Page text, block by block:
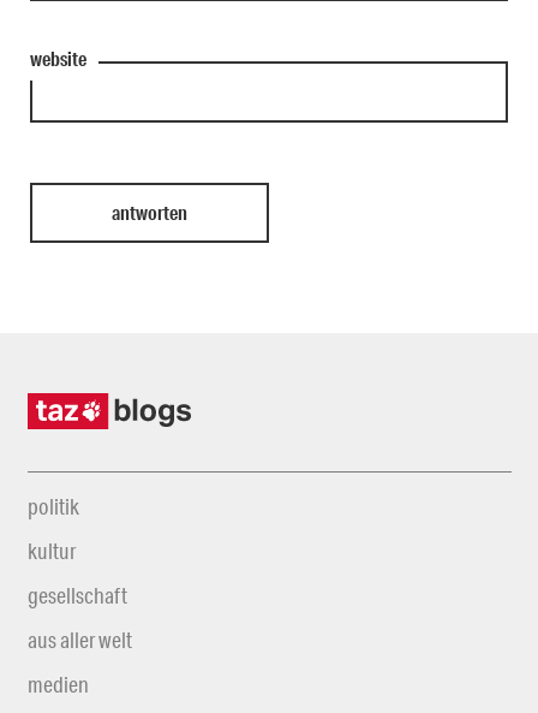
website
politik
kultur
gesellschaft
aus aller welt
medien